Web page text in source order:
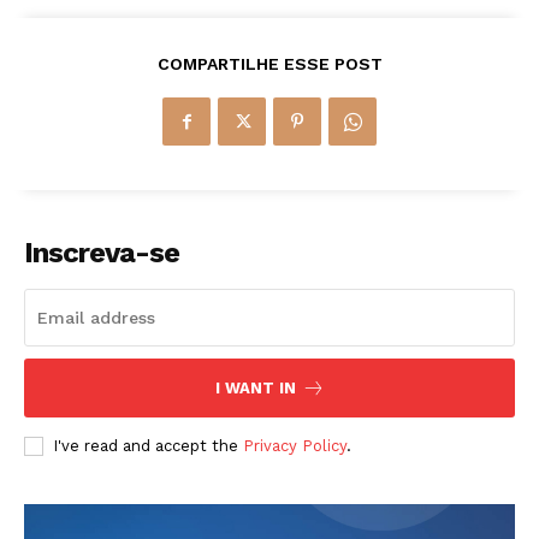
COMPARTILHE ESSE POST
Inscreva-se
I WANT IN
I've read and accept the Privacy Policy.